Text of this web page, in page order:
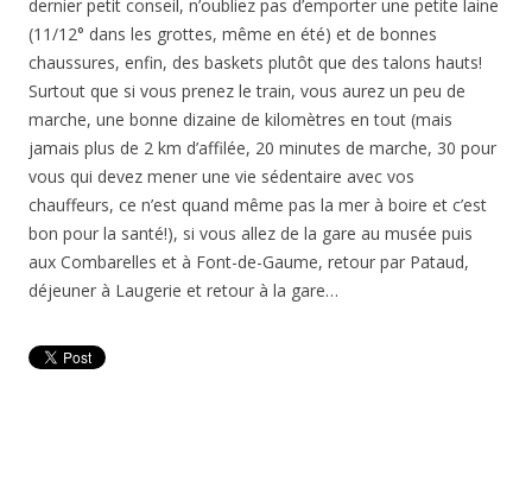
dernier petit conseil, n’oubliez pas d’emporter une petite laine
(11/12° dans les grottes, même en été) et de bonnes
chaussures, enfin, des baskets plutôt que des talons hauts!
Surtout que si vous prenez le train, vous aurez un peu de
marche, une bonne dizaine de kilomètres en tout (mais
jamais plus de 2 km d’affilée, 20 minutes de marche, 30 pour
vous qui devez mener une vie sédentaire avec vos
chauffeurs, ce n’est quand même pas la mer à boire et c’est
bon pour la santé!), si vous allez de la gare au musée puis
aux Combarelles et à Font-de-Gaume, retour par Pataud,
déjeuner à Laugerie et retour à la gare…